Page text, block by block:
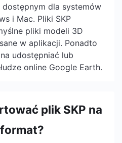
dla systemów
i Mac. Pliki SKP
pliki modeli 3D
w aplikacji. Ponadto
udostępniać lub
online Google Earth.
plik SKP na